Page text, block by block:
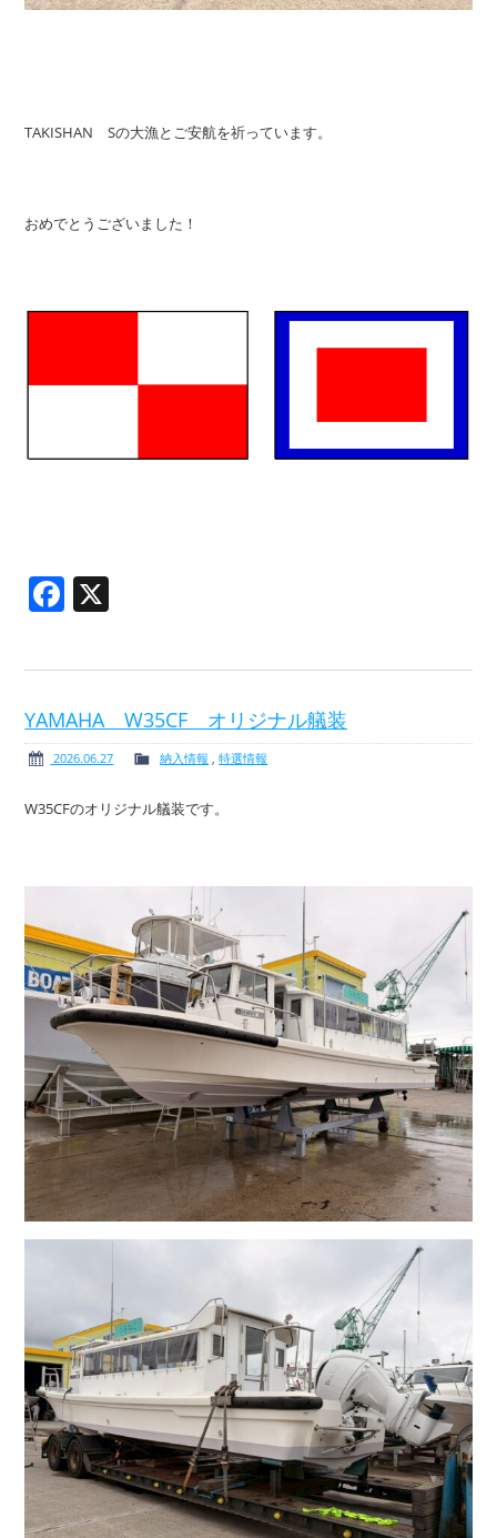
TAKISHAN Sの大漁とご安航を祈っています。
おめでとうございました！
Facebook
YAMAHA W35CF オリジナル艤装
2026.06.27 納入情報 ,特選情報
W35CFのオリジナル艤装です。